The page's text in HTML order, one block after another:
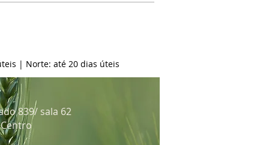
| Norte: até 20 dias úteis
839/ sala 62
Centro